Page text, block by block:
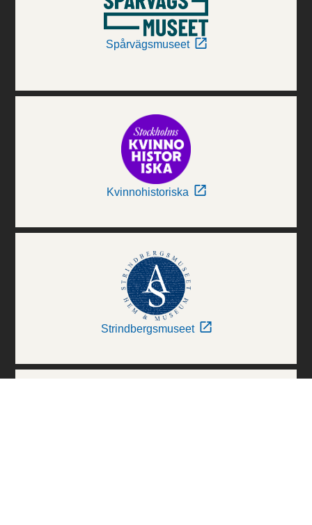
Spårvägsmuseet
Kvinnohistoriska
Strindbergsmuseet